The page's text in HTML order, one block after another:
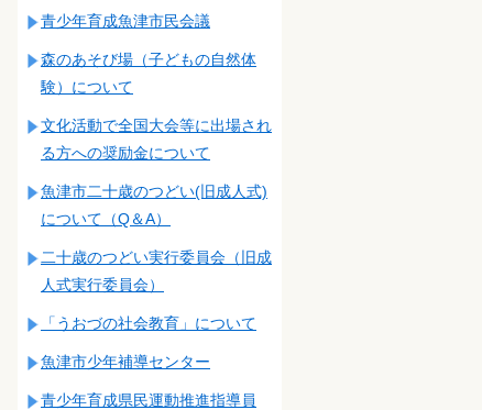
青少年育成魚津市民会議
森のあそび場（子どもの自然体
験）について
文化活動で全国大会等に出場され
る方への奨励金について
魚津市二十歳のつどい(旧成人式)
について（Q＆A）
二十歳のつどい実行委員会（旧成
人式実行委員会）
「うおづの社会教育」について
魚津市少年補導センター
青少年育成県民運動推進指導員